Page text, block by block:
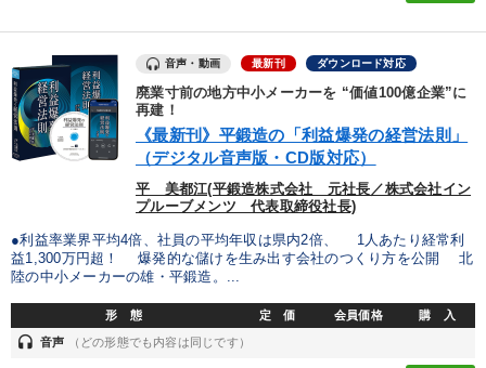
音声・動画 最新刊 ダウンロード対応
廃業寸前の地方中小メーカーを “価値100億企業”に
再建！
《最新刊》平鍛造の「利益爆発の経営法則」
（デジタル音声版・CD版対応）
平 美都江(平鍛造株式会社 元社長／株式会社イン
プルーブメンツ 代表取締役社長)
●利益率業界平均4倍、社員の平均年収は県内2倍、 1人あたり経常利
益1,300万円超！ 爆発的な儲けを生み出す会社のつくり方を公開 北
陸の中小メーカーの雄・平鍛造。...
形 態 定 価 会員価格 購 入
headset 音声 （どの形態でも内容は同じです）